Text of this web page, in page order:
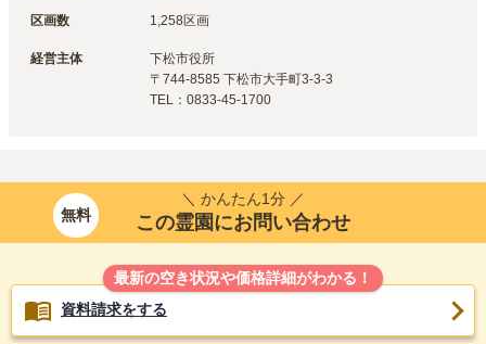
区画数 1,258区画
経営主体 下松市役所
〒 744-8585 下松市大手町3-3-3
TEL： 0833-45-1700
無料
＼ かんたん1分 ／
この霊園にお問い合わせ
最新の空き状況や価格詳細がわかる！
資料請求をする